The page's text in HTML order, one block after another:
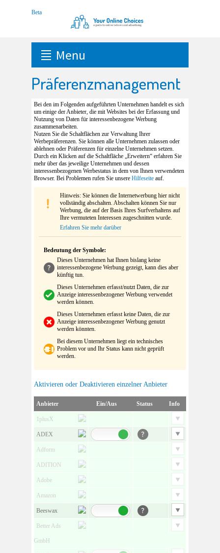
Menu
Präferenzmanagement
Bei den im Folgenden aufgeführten Unternehmen handelt es sich
um einige der Anbieter, die mit Websites bei der Erfassung und
Nutzung von Daten für interessenbezogene Werbung
zusammenarbeiten.
Nutzen Sie die Schaltflächen zur Verwaltung Ihrer
Werbepräferenzen. Sie können alle Unternehmen zulassen oder
ablehnen oder Präferenzen für einzelne Unternehmen setzen.
Durch ein Klicken auf die Schaltfläche „Erweitern“ erfahren Sie
mehr über das jeweilige Unternehmen und dessen
interessenbezogenen Werbestatus in dem von Ihnen verwendeten
Browser. Bei Problemen rufen Sie unsere Hilfeseite auf.
Hinweis: Sie können die Internetwerbung hier nicht
vollständig abschalten. Abschalten können Sie nur
Werbung, die auf der Basis Ihres Surfverhaltens auf
Ihre vermuteten Interessen zugeschnitten wurde.
Erfahren Sie mehr darüber
Bedeutung der Symbole:
Dieses Unternehmen hat Ihnen bislang keine
interessenbezogene Werbung gezeigt, kann dies aber
künftig tun.
Dieses Unternehmen erfasst/nutzt Daten, die zur
Anzeige interessenbezogener Werbung verwendet
werden können.
Dieses Unternehmen erfasst keine Daten, die zur
Anzeige interessenbezogener Werbung genutzt
werden könnten.
Bei diesem Unternehmen liegt ein technisches
Problem vor und Ihr Status kann nicht geprüft
werden.